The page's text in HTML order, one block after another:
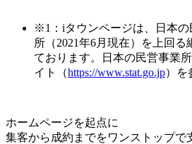
※1：iタウンページは、日本の
所（2021年6月現在）を上回
ております。日本の民営事業
イト（https://www.stat.go.jp）を
ホームページを起点に
集客から成約までをワンストップで